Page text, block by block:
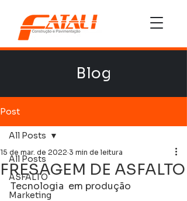
Blog
Post
All Posts
ASFALTO
Marketing
All Posts
FRESAGEM DE ASFALTO
15 de mar. de 2022 3 min de leitura
Tecnologia  em produção